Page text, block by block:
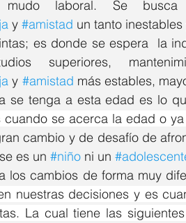
y #amistad un tanto
es donde se espera  la
y #amistad más estables,
se tenga a esta edad es lo
cuando se acerca la edad o
cambio y de desafío de
es un #niño ni un
los cambios de forma muy
nuestras decisiones y es
La cual tiene las